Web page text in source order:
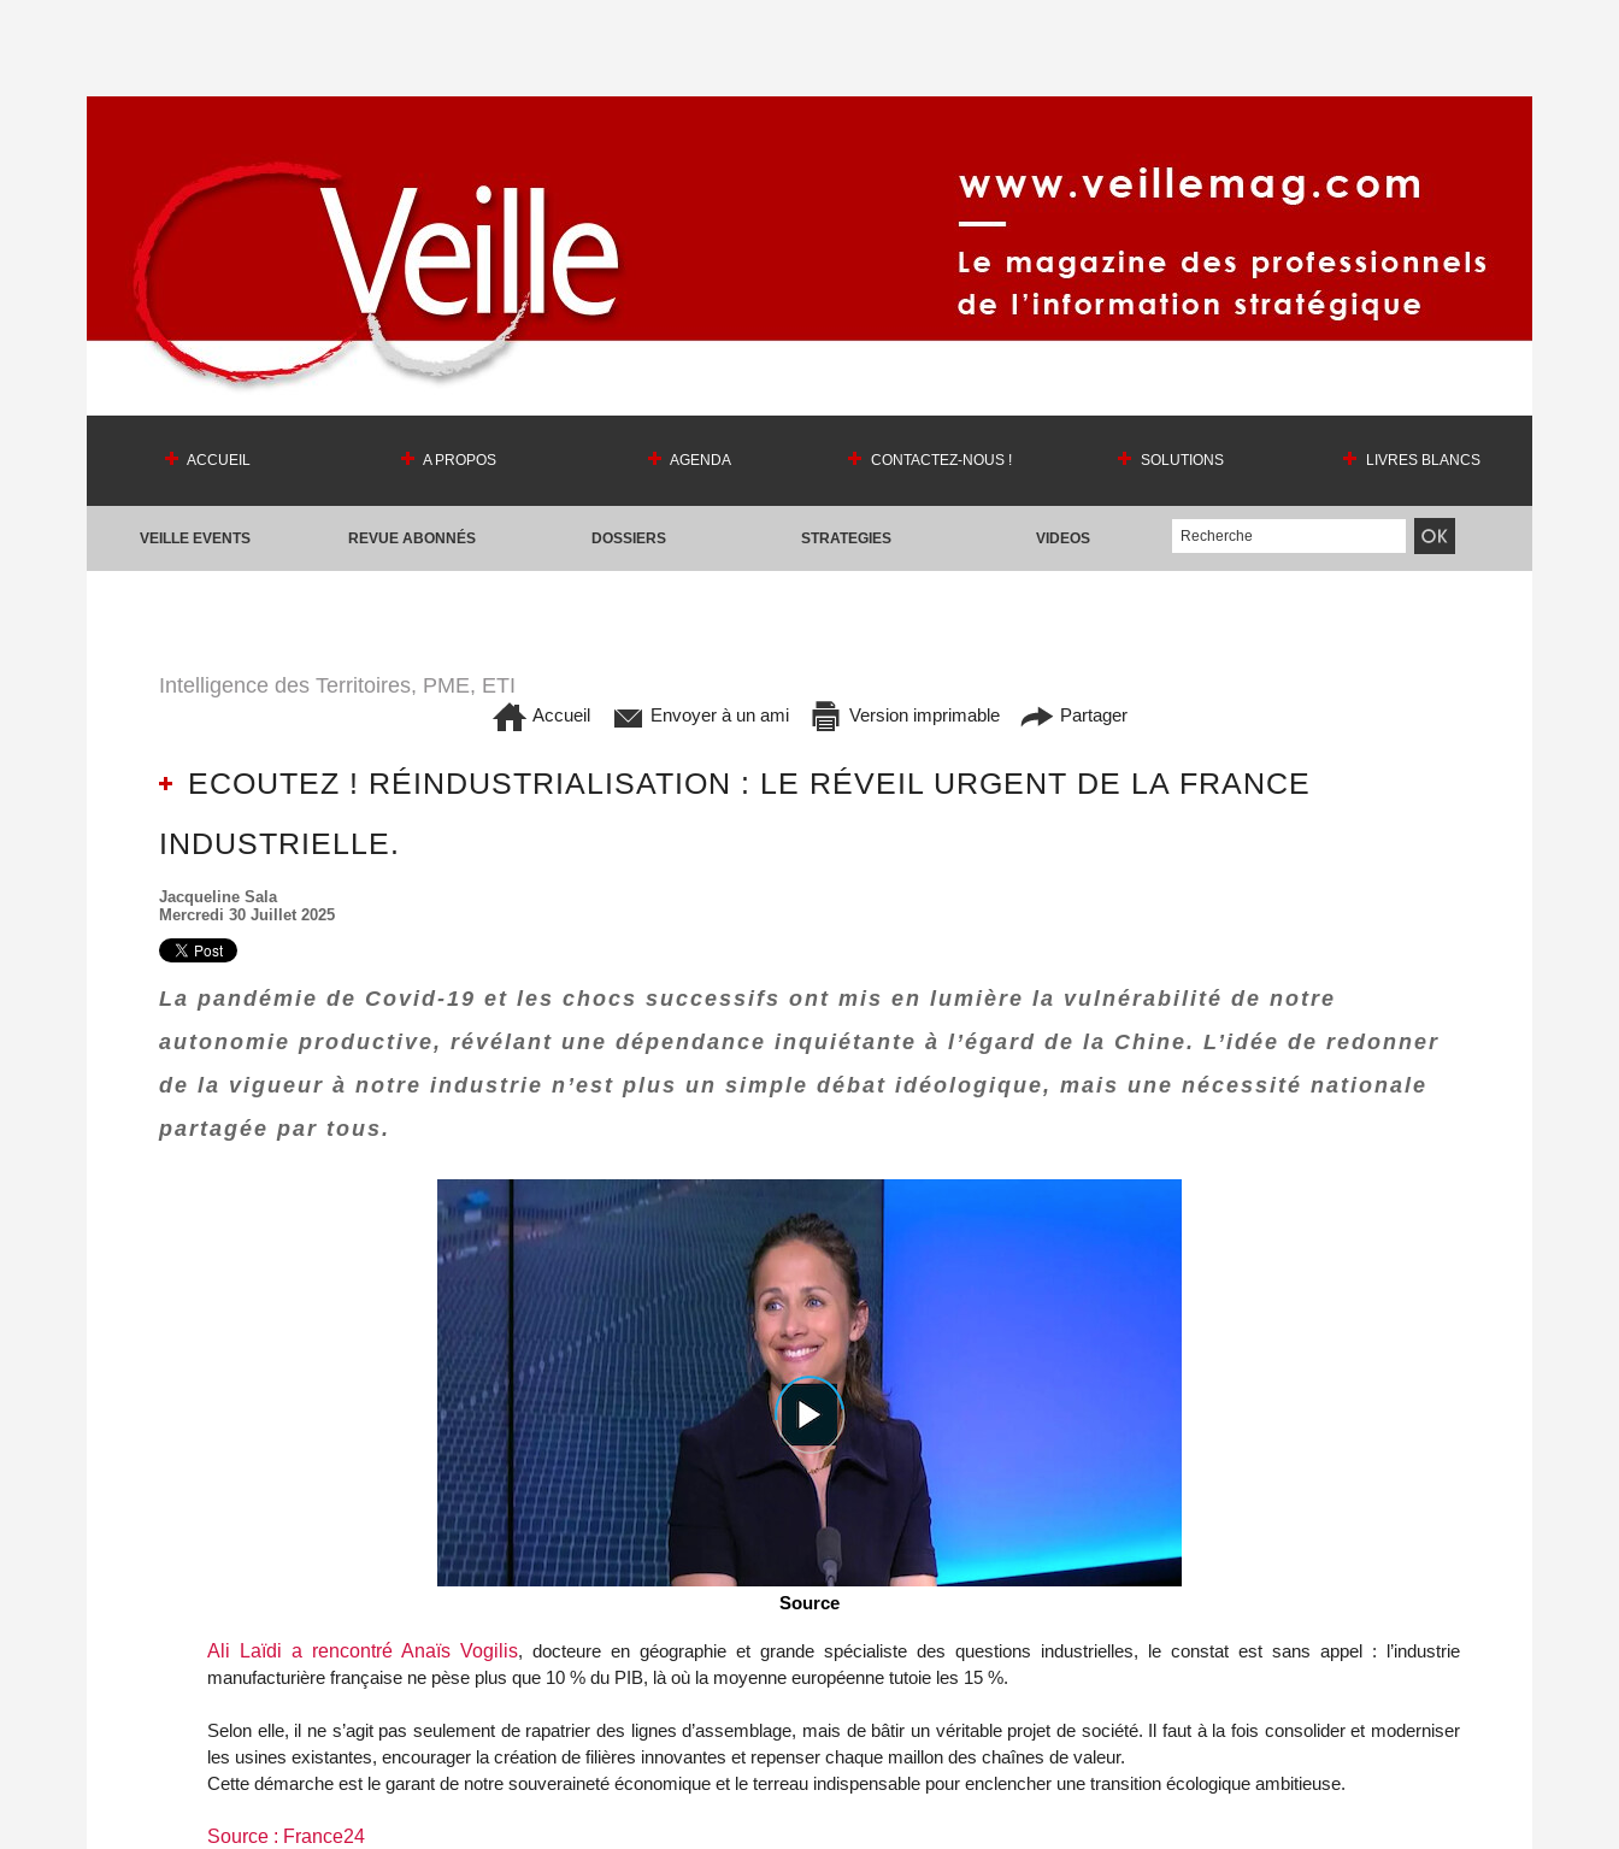
ACCUEIL A PROPOS AGENDA CONTACTEZ-NOUS ! SOLUTIONS LIVRES BLANCS
VEILLE EVENTS REVUE ABONNÉS DOSSIERS STRATEGIES VIDEOS
Intelligence des Territoires, PME, ETI
Accueil Envoyer à un ami Version imprimable Partager
ECOUTEZ ! RÉINDUSTRIALISATION : LE RÉVEIL URGENT DE LA FRANCE
INDUSTRIELLE.
Jacqueline Sala
Mercredi 30 Juillet 2025
La pandémie de Covid-19 et les chocs successifs ont mis en lumière la vulnérabilité de notre
autonomie productive, révélant une dépendance inquiétante à l’égard de la Chine. L’idée de redonner
de la vigueur à notre industrie n’est plus un simple débat idéologique, mais une nécessité nationale
partagée par tous.
Source
Ali Laïdi a rencontré Anaïs Vogilis, docteure en géographie et grande spécialiste des questions industrielles, le constat est sans appel : l’industrie
manufacturière française ne pèse plus que 10 % du PIB, là où la moyenne européenne tutoie les 15 %.
Selon elle, il ne s’agit pas seulement de rapatrier des lignes d’assemblage, mais de bâtir un véritable projet de société. Il faut à la fois consolider et moderniser
les usines existantes, encourager la création de filières innovantes et repenser chaque maillon des chaînes de valeur.
Cette démarche est le garant de notre souveraineté économique et le terreau indispensable pour enclencher une transition écologique ambitieuse.
Source : France24